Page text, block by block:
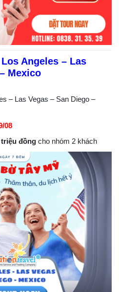
Los Angeles – Las
Mexico
– Las Vegas – San Diego –
08
triệu đồng cho nhóm 2 khách